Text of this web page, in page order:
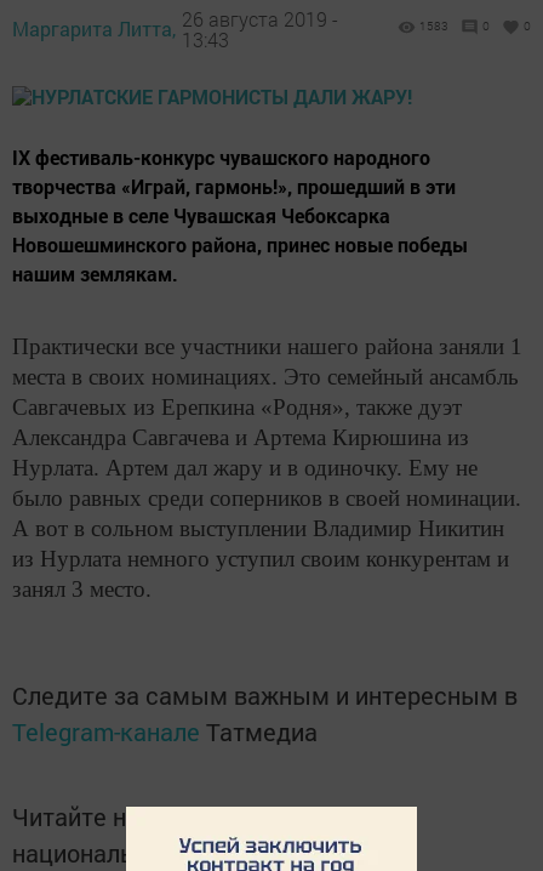
Маргарита Литта, 26 августа 2019 -
13:43
1583 0 0
IX фестиваль-конкурс чувашского народного
творчества «Играй, гармонь!», прошедший в эти
выходные в селе Чувашская Чебоксарка
Новошешминского района, принес новые победы
нашим землякам.
Практически все участники нашего района заняли 1
места в своих номинациях. Это семейный ансамбль
Савгачевых из Ерепкина «Родня», также дуэт
Александра Савгачева и Артема Кирюшина из
Нурлата. Артем дал жару и в одиночку. Ему не
было равных среди соперников в своей номинации.
А вот в сольном выступлении Владимир Никитин
из Нурлата немного уступил своим конкурентам и
занял 3 место.
Следите за самым важным и интересным в
Telegram-канале Татмедиа
Читайте новости Татарстана в
национальном мессенджере MАХ: